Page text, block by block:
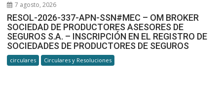
7 agosto, 2026
RESOL-2026-337-APN-SSN#MEC – OM BROKER
SOCIEDAD DE PRODUCTORES ASESORES DE
SEGUROS S.A. – INSCRIPCIÓN EN EL REGISTRO DE
SOCIEDADES DE PRODUCTORES DE SEGUROS
circulares Circulares y Resoluciones